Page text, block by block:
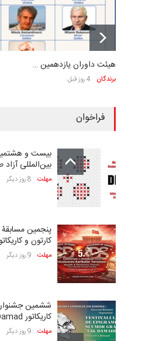
هیئت داوران یازدهمین …
برندگان 4 روز قبل
فراخوان
بیست و
بین‌المللی
مهلت 8 روز دیگر
پنجمین مسابقۀ
کارتون و
مهلت 9 روز دیگر
ششمین
کاریکاتور CIK Damad…
مهلت 9 روز دیگر